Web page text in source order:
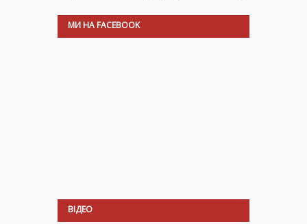
МИ НА FACEBOOK
ВІДЕО